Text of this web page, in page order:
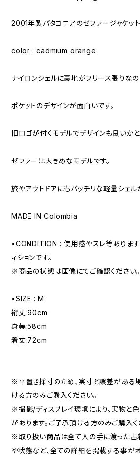
2001年製パタゴニアのゼファージャケッ
color : cadmium orange
ナイロンシェルに裏地がフリース張りなの
ポケットのデザインが面白いです。
旧ロゴが付くモデルでデザインも良いか
ゼファーは大きめなモデルです。
旅やアウトドアにもバッチリな軽量シェ
MADE IN Colombia
•CONDITION : 使用感やスレ等ありま
ィションです。
※商品の状態は画像にてご確認ください。
•SIZE : M
裄丈:90cm
身幅:58cm
着丈:72cm
※平置き採寸のため、実寸と誤差がある
ける方のみご購入ください。
※撮影/ディスプレイ環境により、実物と
があります。ご了承頂ける方のみご購入く
※取り扱い商品は全て人の手に渡った古
や状態など、全ての詳細を掲載する事が